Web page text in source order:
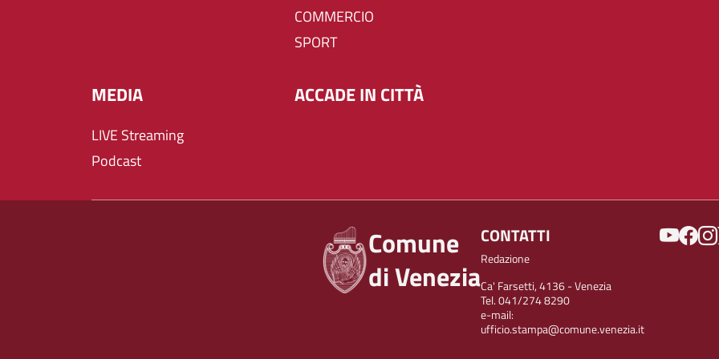
COMMERCIO
SPORT
MEDIA
LIVE Streaming
Podcast
ACCADE IN CITTÀ
Comune
di Venezia
CONTATTI
Redazione
Ca' Farsetti, 4136 - Venezia
Tel. 041/274 8290
e-mail:
ufficio.stampa@comune.venezia.it